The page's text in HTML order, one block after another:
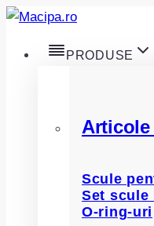
Skip
content
PRODUSE
Articole
Scule
Set scule
O-ring-uri